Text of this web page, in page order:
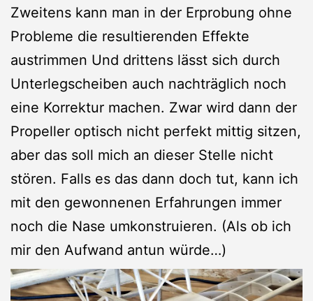
Zweitens kann man in der Erprobung ohne
Probleme die resultierenden Effekte
austrimmen Und drittens lässt sich durch
Unterlegscheiben auch nachträglich noch
eine Korrektur machen. Zwar wird dann der
Propeller optisch nicht perfekt mittig sitzen,
aber das soll mich an dieser Stelle nicht
stören. Falls es das dann doch tut, kann ich
mit den gewonnenen Erfahrungen immer
noch die Nase umkonstruieren. (Als ob ich
mir den Aufwand antun würde…)